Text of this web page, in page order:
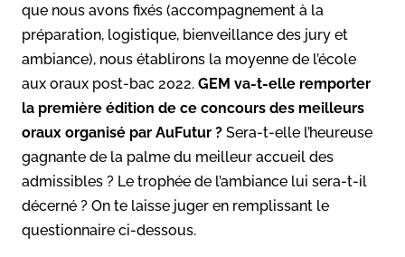
que nous avons fixés (accompagnement à la
préparation, logistique, bienveillance des jury et
ambiance), nous établirons la moyenne de l’école
aux oraux post-bac 2022. GEM va-t-elle remporter
la première édition de ce concours des meilleurs
oraux organisé par AuFutur ? Sera-t-elle l’heureuse
gagnante de la palme du meilleur accueil des
admissibles ? Le trophée de l’ambiance lui sera-t-il
décerné ? On te laisse juger en remplissant le
questionnaire ci-dessous.